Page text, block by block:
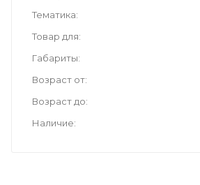
Тематика
Товар для
Габариты
Возраст от
Возраст до
Наличие